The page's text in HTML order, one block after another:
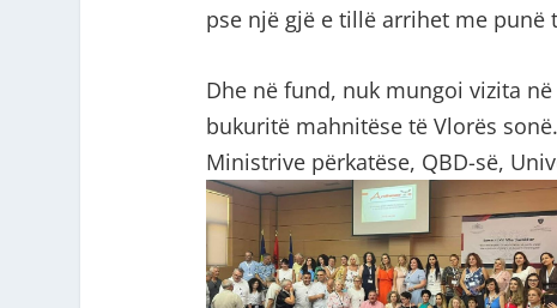
pse një gjë e tillë arrihet me punë
Dhe në fund, nuk mungoi vizita
bukuritë mahnitëse të Vlorës
Ministrive përkatëse, QBD-së,